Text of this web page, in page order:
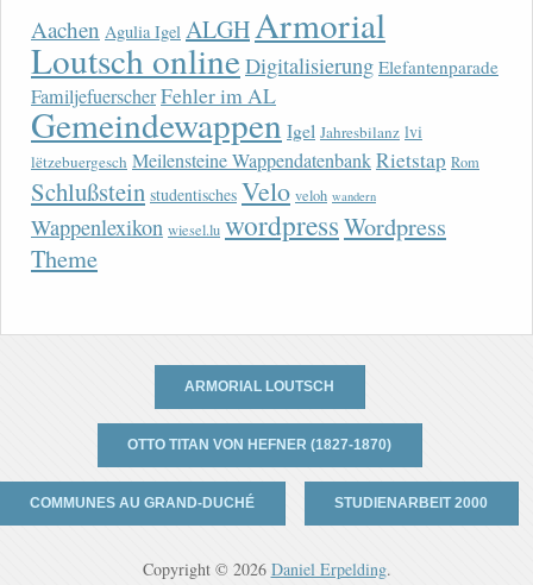
Aachen Agulia Igel ALGHArmorial
Loutsch onlineDigitalisierung Elefantenparade
FamiljefuerscherFehler im AL
Gemeindewappen Igel Jahresbilanz lvi
lëtzebuergesch Meilensteine WappendatenbankRietstap Rom
Schlußstein studentisches Velo veloh wandern
Wappenlexikon wiesel.lu wordpressWordpress
Theme
ARMORIAL LOUTSCH
OTTO TITAN VON HEFNER (1827-1870)
COMMUNES AU GRAND-DUCHÉ STUDIENARBEIT 2000
Copyright © 2026 Daniel Erpelding.